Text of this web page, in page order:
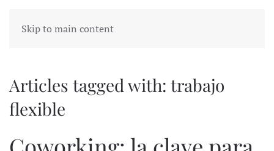
Skip to main content
Articles tagged with: trabajo
flexible